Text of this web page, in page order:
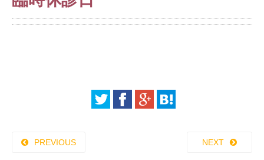
PREVIOUS NEXT